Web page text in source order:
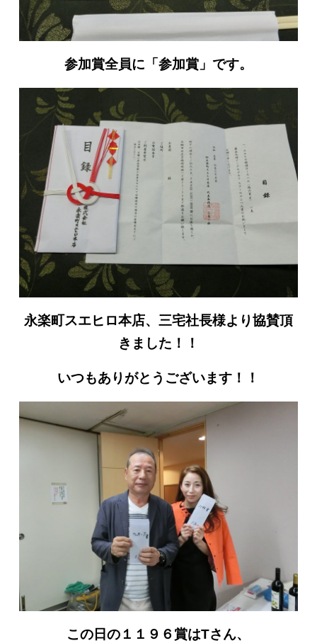
参加賞全員に「参加賞」です。
永楽町スエヒロ本店、三宅社長様より協賛頂
きました！！
いつもありがとうございます！！
この日の１１９６賞はTさん、